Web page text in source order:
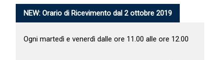
NEW: Orario di Ricevimento dal 2 ottobre 2019
Ogni martedì e venerdì dalle ore 11.00 alle ore 12.00